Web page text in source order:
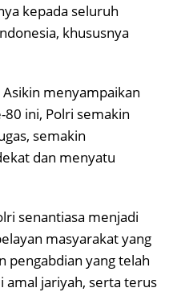
kepada seluruh
khususnya
menyampaikan
80 ini, Polri semakin
semakin
dan menyatu
senantiasa menjadi
masyarakat yang
pengabdian yang telah
amal jariyah, serta terus